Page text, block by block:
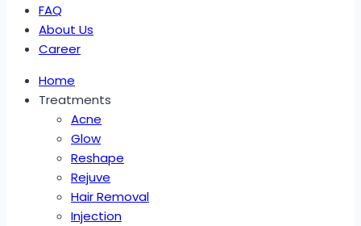
FAQ
About Us
Career
Home
Treatments
Acne
Glow
Reshape
Rejuve
Hair Removal
Injection